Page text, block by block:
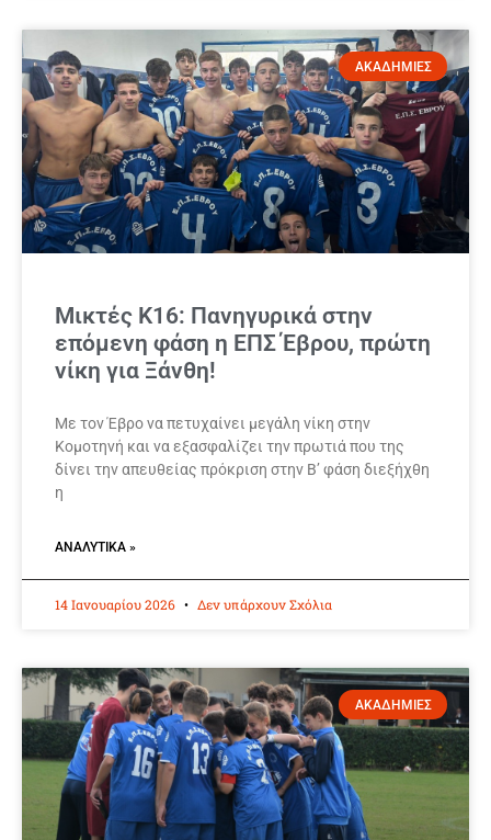
ΑΚΑΔΗΜΙΕΣ
Μικτές Κ16: Πανηγυρικά στην
επόμενη φάση η ΕΠΣ Έβρου, πρώτη
νίκη για Ξάνθη!
Με τον Έβρο να πετυχαίνει μεγάλη νίκη στην
Κομοτηνή και να εξασφαλίζει την πρωτιά που της
δίνει την απευθείας πρόκριση στην Β’ φάση διεξήχθη
η
ΑΝΑΛΥΤΙΚΆ »
14 Ιανουαρίου 2026 Δεν υπάρχουν Σχόλια
ΑΚΑΔΗΜΙΕΣ